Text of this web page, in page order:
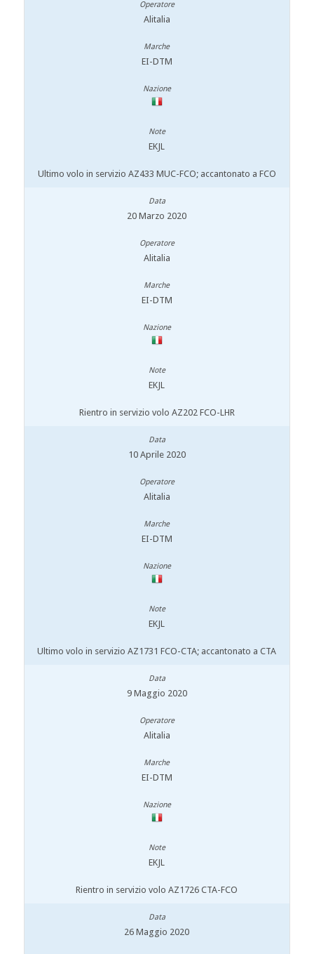
Alitalia
EI-DTM
EKJL
Ultimo volo in servizio AZ433 MUC-FCO; accantonato a FCO
20 Marzo 2020
Alitalia
EI-DTM
EKJL
Rientro in servizio volo AZ202 FCO-LHR
10 Aprile 2020
Alitalia
EI-DTM
EKJL
Ultimo volo in servizio AZ1731 FCO-CTA; accantonato a CTA
9 Maggio 2020
Alitalia
EI-DTM
EKJL
Rientro in servizio volo AZ1726 CTA-FCO
26 Maggio 2020